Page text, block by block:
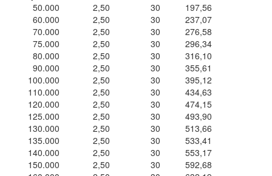
50.000
2,50 30
197,56
60.000
2,50 30
237,07
70.000
2,50 30
276,58
75.000
2,50 30
296,34
80.000
2,50 30
316,10
90.000
2,50 30
355,61
100.000
2,50 30
395,12
110.000
2,50 30
434,63
120.000
2,50 30
474,15
125.000
2,50 30
493,90
130.000
2,50 30
513,66
135.000
2,50 30
533,41
140.000
2,50 30
553,17
150.000
2,50 30
592,68